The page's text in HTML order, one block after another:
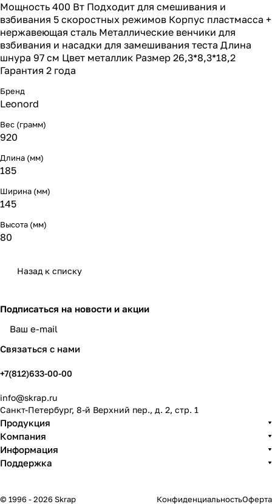
Мощность 400 Вт Подходит для смешивания и
взбивания 5 скоростных режимов Корпус пластмасса +
нержавеющая сталь Металлические венчики для
взбивания и насадки для замешивания теста Длина
шнура 97 см Цвет металлик Размер 26,3*8,3*18,2
Гарантия 2 года
Бренд
Leonord
Вес (грамм)
920
Длина (мм)
185
Ширина (мм)
145
Высота (мм)
80
Назад к списку
Подписаться на новости и акции
Связаться с нами
+7(812)633-00-00
info@skrap.ru
Санкт-Петербург, 8-й Верхний пер., д. 2, стр. 1
Продукция
Компания
Информация
Поддержка
© 1996 - 2026 Skrap КонфиденциальностьОферта